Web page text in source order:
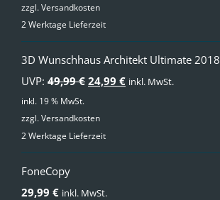
zzgl.Versandkosten
2 Werktage Lieferzeit
3D Wunschhaus Architekt Ultimate 2018
UVP: 49,99€ Ursprünglicher
war:
24,99 €Aktueller
inkl. MwSt.
inkl. 19 % MwSt.
zzgl.Versandkosten
2 Werktage Lieferzeit
FoneCopy
29,99 € inkl. MwSt.